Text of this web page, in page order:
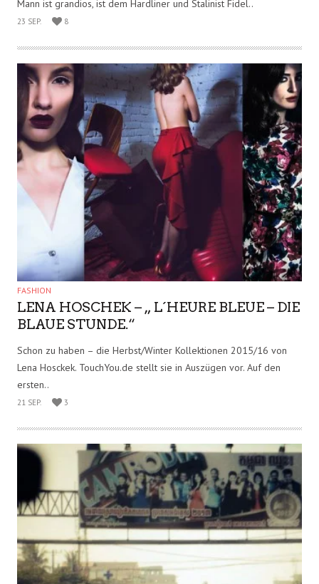
FILM
SEHENSWERTE DOKU ÜBER PEPE
MUJICA – DER PRÄSIDENT
Neu und frisch auf DVD – „Pepe Mujica – Der Präsident“! Dieser
Mann ist grandios, ist dem Hardliner und Stalinist Fidel..
23 SEP.
LENA HOSCHEK – „ L´HEURE BLEUE – DIE
BLAUE STUNDE.“